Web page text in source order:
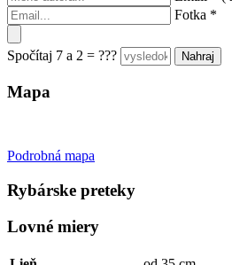
Fotka *
Spočítaj 7 a 2 = ???
Mapa
Podrobná mapa
Rybárske preteky
Lovné miery